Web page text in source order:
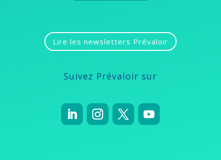
Lire les newsletters Prévaloir
Suivez Prévaloir sur